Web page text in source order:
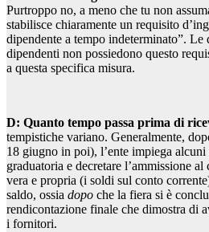
Purtroppo no, a meno che tu non
stabilisce chiaramente un requisito
dipendente a tempo indeterminato”.
dipendenti non possiedono questo
a questa specifica misura.
D: Quanto tempo passa prima di
tempistiche variano. Generalmente,
18 giugno in poi), l’ente impiega alcuni
graduatoria e decretare l’ammissione
vera e propria (i soldi sul conto
saldo, ossia dopo che la fiera si è
rendicontazione finale che dimostra di
i fornitori.